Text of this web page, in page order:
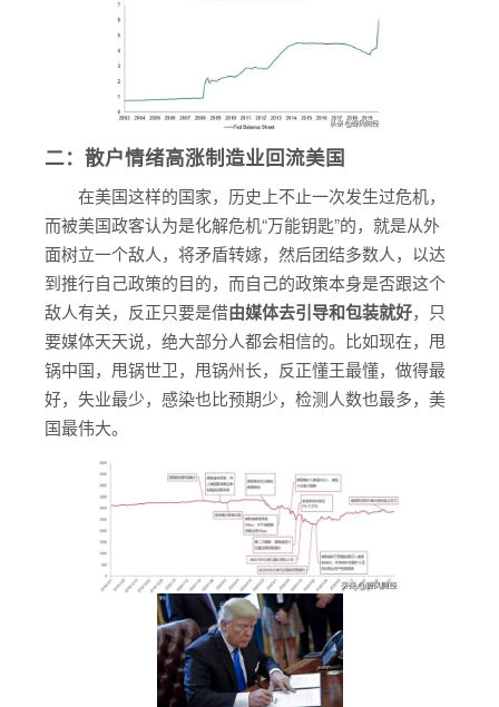
二：散户情绪高涨制造业回流美国
在美国这样的国家，历史上不止一次发生过危机，
而被美国政客认为是化解危机“万能钥匙”的，就是从外
面树立一个敌人，将矛盾转嫁，然后团结多数人，以达
到推行自己政策的目的，而自己的政策本身是否跟这个
敌人有关，反正只要是借由媒体去引导和包装就好，只
要媒体天天说，绝大部分人都会相信的。比如现在，甩
锅中国，甩锅世卫，甩锅州长，反正懂王最懂，做得最
好，失业最少，感染也比预期少，检测人数也最多，美
国最伟大。